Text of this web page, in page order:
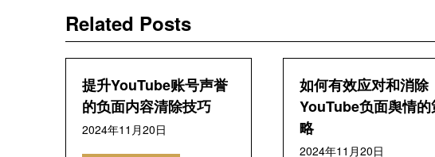
导
航
Related Posts
提升YouTube账号声誉
的负面内容清除技巧
2024年11月20日
如何有效应对和消除
YouTube负面舆情的
略
2024年11月20日